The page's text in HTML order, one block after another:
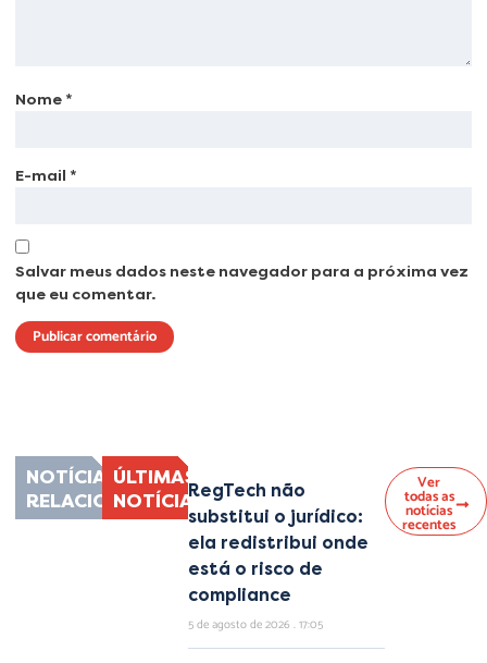
Nome *
E-mail *
Salvar meus dados neste navegador para a próxima vez
que eu comentar.
NOTÍCIAS
RELACIONADAS
ÚLTIMAS
NOTÍCIASRegTech não
substitui o jurídico:
ela redistribui onde
está o risco de
compliance
5 de agosto de 2026 17:05
Ver
todas as
notícias
recentes